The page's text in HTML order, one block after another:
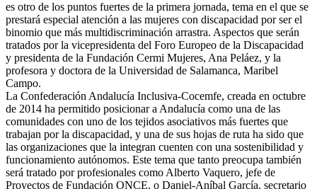
es otro de los puntos fuertes de la primera jornada, tema en el que se
prestará especial atención a las mujeres con discapacidad por ser el
binomio que más multidiscriminación arrastra. Aspectos que serán
tratados por la vicepresidenta del Foro Europeo de la Discapacidad
y presidenta de la Fundación Cermi Mujeres, Ana Peláez, y la
profesora y doctora de la Universidad de Salamanca, Maribel
Campo.
La Confederación Andalucía Inclusiva-Cocemfe, creada en octubre
de 2014 ha permitido posicionar a Andalucía como una de las
comunidades con uno de los tejidos asociativos más fuertes que
trabajan por la discapacidad, y una de sus hojas de ruta ha sido que
las organizaciones que la integran cuenten con una sostenibilidad y
funcionamiento autónomos. Este tema que tanto preocupa también
será tratado por profesionales como Alberto Vaquero, jefe de
Proyectos de Fundación ONCE, o Daniel-Aníbal García, secretario